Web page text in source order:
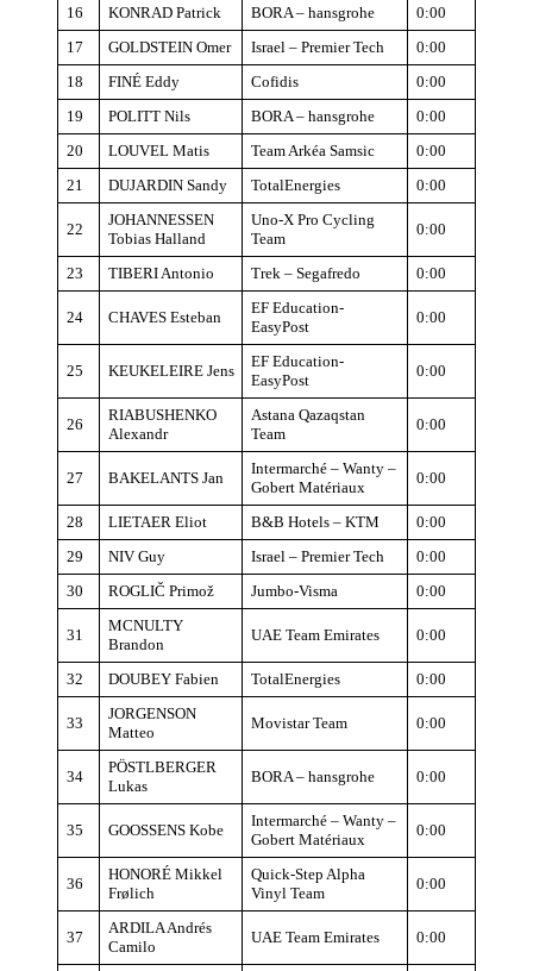
16
KONRAD Patrick BORA – hansgrohe
0:00
17
GOLDSTEIN Omer Israel – Premier Tech
0:00
18
FINÉ Eddy Cofidis
0:00
19
POLITT Nils BORA – hansgrohe
0:00
20
LOUVEL Matis Team Arkéa Samsic
0:00
21
DUJARDIN Sandy TotalEnergies 0:00
22
JOHANNESSEN
Tobias Halland
Uno-X Pro Cycling
Team
0:00
23 TIBERI Antonio Trek – Segafredo 0:00
24 CHAVES Esteban
EF Education-
EasyPost
0:00
25 KEUKELEIRE Jens
EF Education-
EasyPost
0:00
26
RIABUSHENKO
Alexandr
Astana Qazaqstan
Team
0:00
27 BAKELANTS Jan
Intermarché – Wanty –
Gobert Matériaux
0:00
28 LIETAER Eliot B&B Hotels – KTM
0:00
29
NIV Guy Israel – Premier Tech
0:00
30
ROGLIČ Primož Jumbo-Visma 0:00
31
MCNULTY
Brandon
UAE Team Emirates 0:00
32 DOUBEY Fabien TotalEnergies 0:00
33
JORGENSON
Matteo
Movistar Team 0:00
34
PÖSTLBERGER
Lukas
BORA – hansgrohe 0:00
35 GOOSSENS Kobe
Intermarché – Wanty –
Gobert Matériaux
0:00
36
HONORÉ Mikkel
Frølich
Quick-Step Alpha
Vinyl Team
0:00
37
ARDILA Andrés
Camilo
UAE Team Emirates 0:00